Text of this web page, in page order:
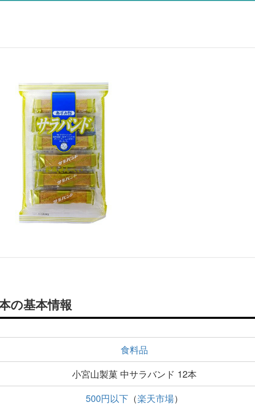
の基本情報
食料品
小宮山製菓 中サラバンド 12本
500円以下 （楽天市場）